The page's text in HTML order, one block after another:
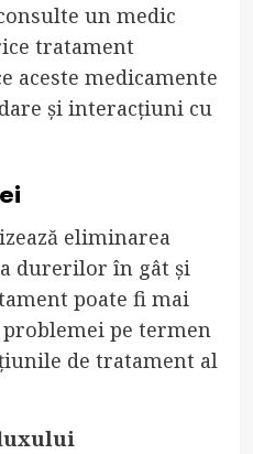
un medic
tratament
aceste medicamente
și interacțiuni cu
eliminarea
durerilor în gât și
poate fi mai
pe termen
de tratament al